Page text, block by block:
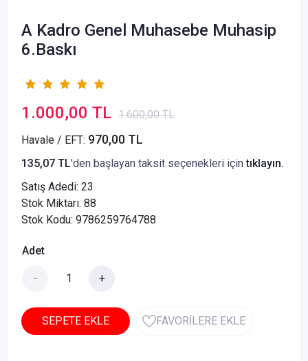
A Kadro Genel Muhasebe Muhasip
6.Baskı
1.000,00 TL 1.600,00 TL
Havale / EFT: 970,00 TL
135,07 TL'den başlayan taksit seçenekleri içintıklayın.
Satış Adedi: 23
Stok Miktarı: 88
Stok Kodu: 9786259764788
Adet
- +
SEPETE EKLE FAVORİLERE EKLE